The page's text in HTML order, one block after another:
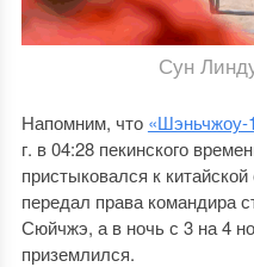
Сун
Напомним, что «Шэньчжоу-
г. в 04:28 пекинского
пристыковался к
передал права командира
Сюйчжэ, а в ночь с 3 на 4
приземлился.